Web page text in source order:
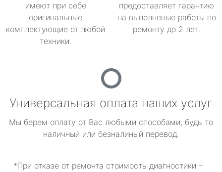
имеют при себе
оригинальные
комплектующие от любой
техники.
предоставляет гарантию
на выполненые работы по
ремонту до 2 лет.
Универсальная оплата наших услуг
Мы берем оплату от Вас любыми способами, будь то
наличный или безналиный перевод.
*При отказе от ремонта стоимость диагностики –